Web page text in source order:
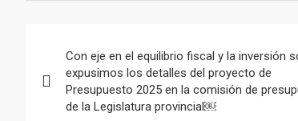
de
entradas
Con eje en el equilibrio fiscal y la inversión
expusimos los detalles del proyecto de
Presupuesto 2025 en la comisión de
de la Legislatura provincial￼